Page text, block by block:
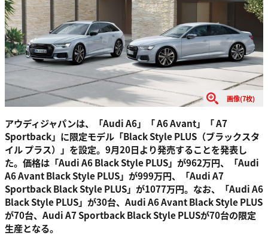
画像(7枚)
アウディジャパンは、「Audi A6」「 A6 Avant」「 A7
Sportback」に限定モデル「Black Style PLUS（ブラックスタ
イル プラス）」を設定。9月20日より発売することを発表し
た。価格は「Audi A6 Black Style PLUS」が962万円、「Audi
A6 Avant Black Style PLUS」が999万円、「Audi A7
Sportback Black Style PLUS」が1077万円。なお、「Audi A6
Black Style PLUS」が30台、Audi A6 Avant Black Style PLUS
が70台、Audi A7 Sportback Black Style PLUSが70台の限定
生産となる。